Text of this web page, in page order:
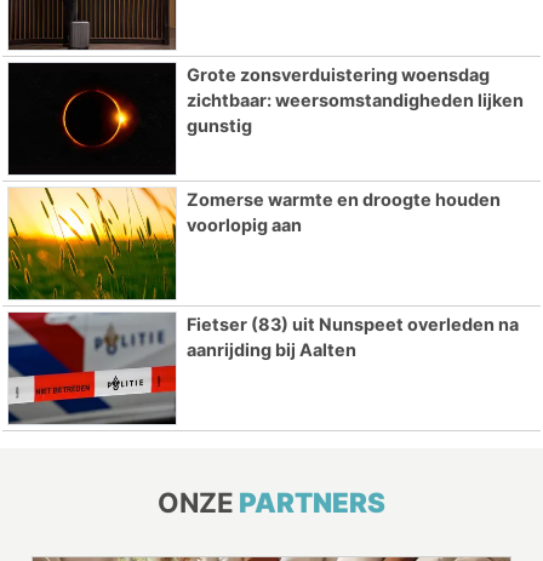
Grote zonsverduistering woensdag
zichtbaar: weersomstandigheden lijken
gunstig
Zomerse warmte en droogte houden
voorlopig aan
Fietser (83) uit Nunspeet overleden na
aanrijding bij Aalten
ONZE PARTNERS